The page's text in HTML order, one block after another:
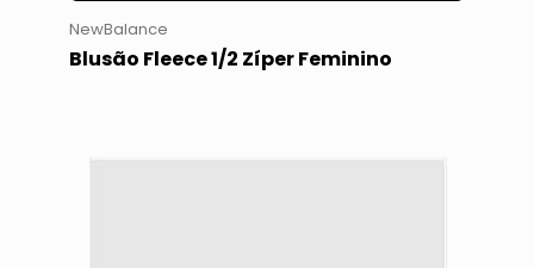
NewBalance
Blusão Fleece 1/2 Zíper Feminino